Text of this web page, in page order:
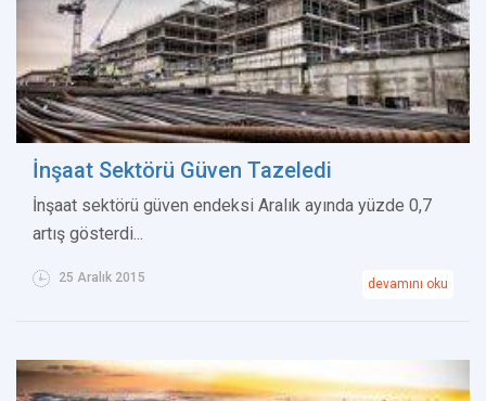
İnşaat Sektörü Güven Tazeledi
İnşaat sektörü güven endeksi Aralık ayında yüzde 0,7
artış gösterdi...
25 Aralık 2015 devamını oku